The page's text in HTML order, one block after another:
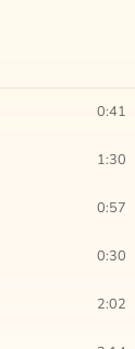
0:41
1:30
0:57
0:30
2:02